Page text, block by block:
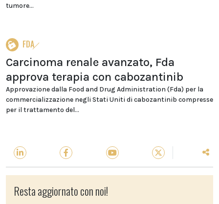
tumore...
FDA
Carcinoma renale avanzato, Fda
approva terapia con cabozantinib
Approvazione dalla Food and Drug Administration (Fda) per la
commercializzazione negli Stati Uniti di cabozantinib compresse
per il trattamento del...
Resta aggiornato con noi!